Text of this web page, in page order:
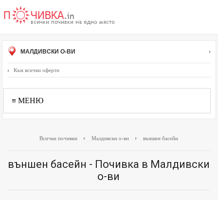
МАЛДИВСКИ О-ВИ
Към всички оферти
≡ МЕНЮ
Всички почивки Малдивски о-ви външен басейн
външен басейн - Почивка в Малдивски
о-ви